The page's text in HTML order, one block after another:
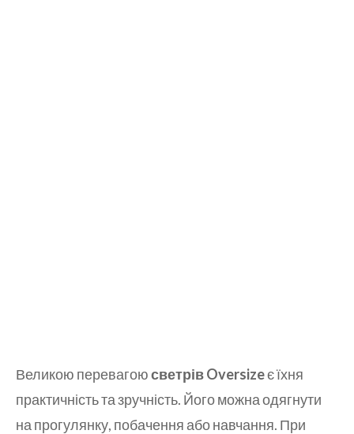
Великою перевагоюсветрів Oversizeє їхня
практичність та зручність. Його можна одягнути
на прогулянку, побачення або навчання. При